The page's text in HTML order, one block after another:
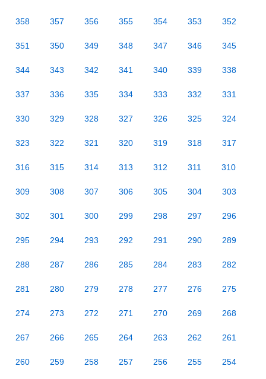
358 357 356 355 354 353 352
351 350 349 348 347 346 345
344 343 342 341 340 339 338
337 336 335 334 333 332 331
330 329 328 327 326 325 324
323 322 321 320 319 318 317
316 315 314 313 312 311 310
309 308 307 306 305 304 303
302 301 300 299 298 297 296
295 294 293 292 291 290 289
288 287 286 285 284 283 282
281 280 279 278 277 276 275
274 273 272 271 270 269 268
267 266 265 264 263 262 261
260 259 258 257 256 255 254